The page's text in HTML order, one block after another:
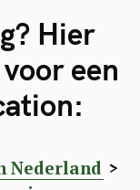
Hier
een
Nederland >